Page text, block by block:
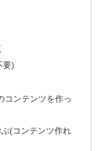
要)
コンテンツを作っ
ぶ(コンテンツ作れ